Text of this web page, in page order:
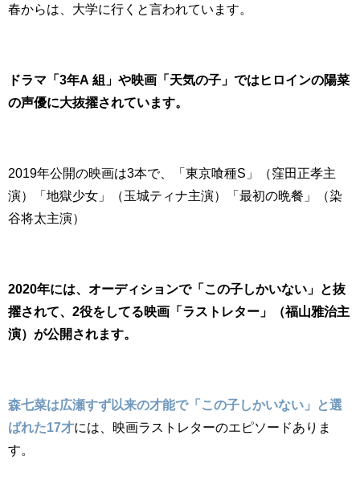
春からは、大学に行くと言われています。
ドラマ「3年A 組」や映画「天気の子」ではヒロインの陽菜
の声優に大抜擢されています。
2019年公開の映画は3本で、「東京喰種S」（窪田正孝主
演）「地獄少女」（玉城ティナ主演）「最初の晩餐」（染
谷将太主演）
2020年には、オーディションで「この子しかいない」と抜
擢されて、2役をしてる映画「ラストレター」（福山雅治主
演）が公開されます。
森七菜は広瀬すず以来の才能で「この子しかいない」と選
ばれた17才には、映画ラストレターのエピソードありま
す。